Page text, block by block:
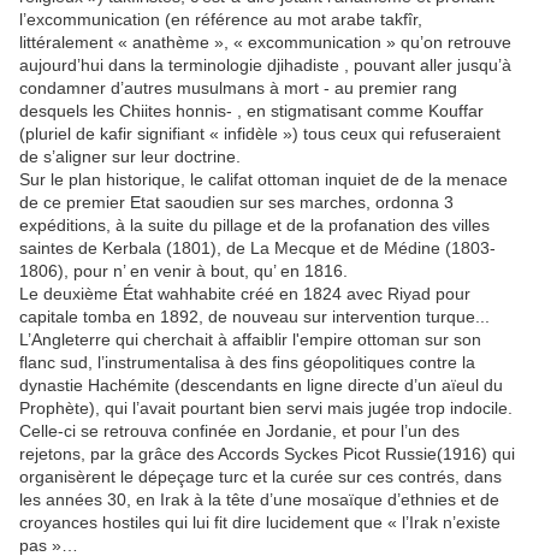
l’excommunication (en référence au mot arabe takfîr,
littéralement « anathème », « excommunication » qu’on retrouve
aujourd’hui dans la terminologie djihadiste , pouvant aller jusqu’à
condamner d’autres musulmans à mort - au premier rang
desquels les Chiites honnis- , en stigmatisant comme Kouffar
(pluriel de kafir signifiant « infidèle ») tous ceux qui refuseraient
de s’aligner sur leur doctrine.
Sur le plan historique, le califat ottoman inquiet de de la menace
de ce premier Etat saoudien sur ses marches, ordonna 3
expéditions, à la suite du pillage et de la profanation des villes
saintes de Kerbala (1801), de La Mecque et de Médine (1803-
1806), pour n’ en venir à bout, qu’ en 1816.
Le deuxième État wahhabite créé en 1824 avec Riyad pour
capitale tomba en 1892, de nouveau sur intervention turque...
L’Angleterre qui cherchait à affaiblir l'empire ottoman sur son
flanc sud, l’instrumentalisa à des fins géopolitiques contre la
dynastie Hachémite (descendants en ligne directe d’un aïeul du
Prophète), qui l’avait pourtant bien servi mais jugée trop indocile.
Celle-ci se retrouva confinée en Jordanie, et pour l’un des
rejetons, par la grâce des Accords Syckes Picot Russie(1916) qui
organisèrent le dépeçage turc et la curée sur ces contrés, dans
les années 30, en Irak à la tête d’une mosaïque d’ethnies et de
croyances hostiles qui lui fit dire lucidement que « l’Irak n’existe
pas »…